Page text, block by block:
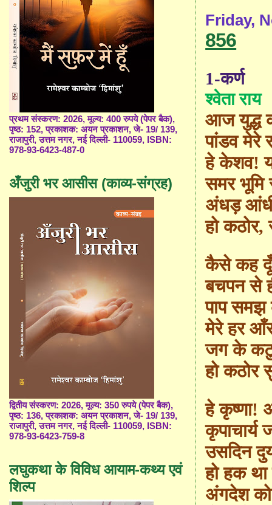
Friday,
856
1-कर्ण
श्वेता राय
आज युद्ध
पांडव मेरे
हे केशव!
समर भूमि
अंधड़ आंधी
हो कठोर,
कैसे कह दूँ
बचपन से
पाप समझ
मेरे हर
जग के
हो कठोर
हे कृष्णा!
कृपाचार्य
उसदिन
हो हक था
अंगदेश
प्रथम संस्करण: 2026, मूल्य: 400 रुपये (पेपर बैक),
पृष्ठ: 152, प्रकाशक: अयन प्रकाशन, जे- 19/ 139,
राजापुरी, उत्तम नगर, नई दिल्ली- 110059, ISBN:
978-93-6423-487-0
अँजुरी भर आसीस (काव्य-संग्रह)
द्वितीय संस्करण: 2026, मूल्य: 350 रुपये (पेपर बैक),
पृष्ठ: 136, प्रकाशक: अयन प्रकाशन, जे- 19/ 139,
राजापुरी, उत्तम नगर, नई दिल्ली- 110059, ISBN:
978-93-6423-759-8
लघुकथा के विविध आयाम-कथ्य एवं
शिल्प